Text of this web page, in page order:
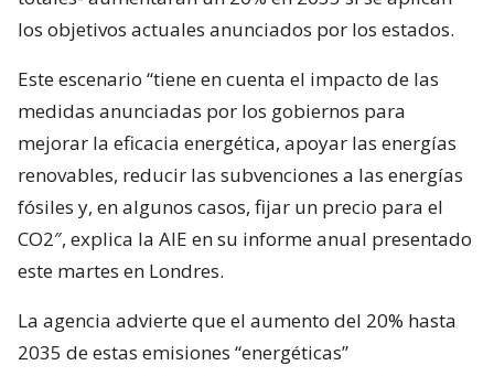
los objetivos actuales anunciados por los estados.
Este escenario “tiene en cuenta el impacto de las
medidas anunciadas por los gobiernos para
mejorar la eficacia energética, apoyar las energías
renovables, reducir las subvenciones a las energías
fósiles y, en algunos casos, fijar un precio para el
CO2″, explica la AIE en su informe anual presentado
este martes en Londres.
La agencia advierte que el aumento del 20% hasta
2035 de estas emisiones “energéticas”